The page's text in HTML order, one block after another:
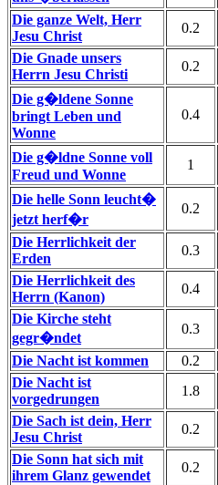
Die ganze Welt, Herr
Jesu Christ
0.2
Die Gnade unsers
Herrn Jesu Christi
0.2
Die g�ldene Sonne
bringt Leben und
Wonne
0.4
Die g�ldne Sonne voll
Freud und Wonne
1
Die helle Sonn leucht�
jetzt herf�r
0.2
Die Herrlichkeit der
Erden
0.3
Die Herrlichkeit des
Herrn (Kanon)
0.4
Die Kirche steht
gegr�ndet
0.3
Die Nacht ist kommen 0.2
Die Nacht ist
vorgedrungen
1.8
Die Sach ist dein, Herr
Jesu Christ
0.2
Die Sonn hat sich mit
ihrem Glanz gewendet
0.2